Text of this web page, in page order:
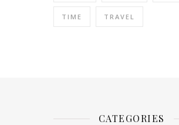
TIME TRAVEL
CATEGORIES